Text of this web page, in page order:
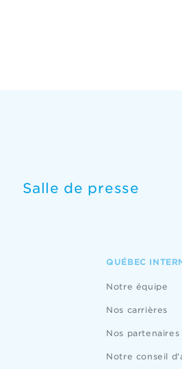
Salle de presse
QUÉBEC
Notre équipe
Nos carrières
Nos partenaires
Notre conseil